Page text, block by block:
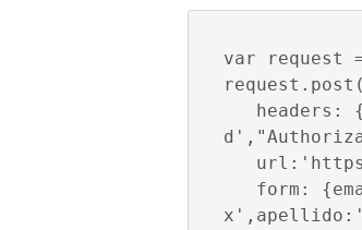
var request